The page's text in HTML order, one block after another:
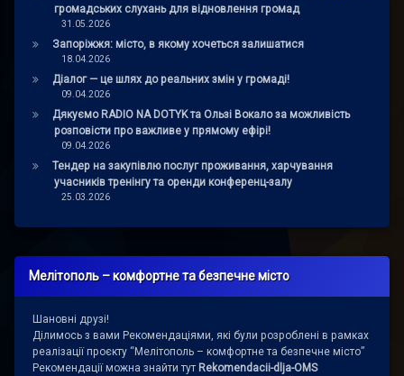
громадських слухань для відновлення громад
31.05.2026
Запоріжжя: місто, в якому хочеться залишатися
18.04.2026
Діалог — це шлях до реальних змін у громаді!
09.04.2026
Дякуємо RADIO NA DOTYK та Ользі Вокало за можливість
розповісти про важливе у прямому ефірі!
09.04.2026
Тендер на закупівлю послуг проживання, харчування
учасників тренінгу та оренди конференц-залу
25.03.2026
Мелітополь – комфортне та безпечне місто
Шановні друзі!
Ділимось з вами Рекомендаціями, які були розроблені в рамках
реалізації проєкту “Мелітополь – комфортне та безпечне місто”
Рекомендації можна знайти тут Rekomendacii-dlja-OMS